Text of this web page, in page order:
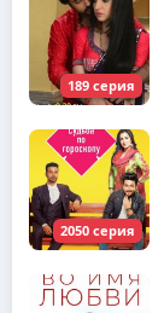
189 серия
2050 серия